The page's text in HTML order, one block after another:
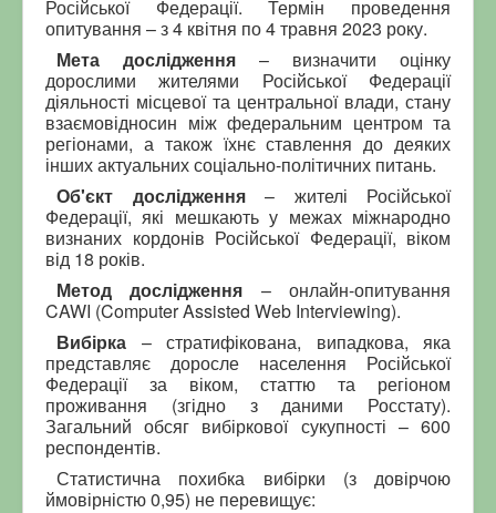
Російської Федерації. Термін проведення
опитування – з 4 квітня по 4 травня 2023 року.
Мета дослідження – визначити оцінку
дорослими жителями Російської Федерації
діяльності місцевої та центральної влади, стану
взаємовідносин між федеральним центром та
регіонами, а також їхнє ставлення до деяких
інших актуальних соціально-політичних питань.
Об'єкт дослідження– жителі Російської
Федерації, які мешкають у межах міжнародно
визнаних кордонів Російської Федерації, віком
від 18 років.
Метод дослідження – онлайн-опитування
CAWI (Computer Assisted Web Interviewing).
Вибірка – стратифікована, випадкова, яка
представляє доросле населення Російської
Федерації за віком, статтю та регіоном
проживання (згідно з даними Росстату).
Загальний обсяг вибіркової сукупності – 600
респондентів.
Статистична похибка вибірки (з довірчою
ймовірністю 0,95) не перевищує: